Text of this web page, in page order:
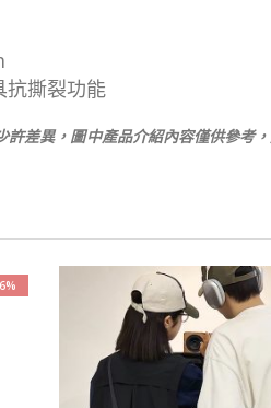
抗撕裂功能
差異，圖中產品介紹內容僅供參考